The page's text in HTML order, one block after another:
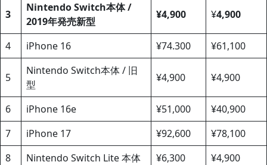
3
Nintendo Switch本体 /
2019年発売新型
¥4,900 ¥4,900
4 iPhone 16 ¥74.300 ¥61,100
5
Nintendo Switch本体 / 旧
型
¥4,900 ¥4,900
6 iPhone 16e ¥51,000
¥40,900
7
iPhone 17 ¥92,600
¥78,100
8
Nintendo Switch Lite 本体 ¥6,300 ¥4,900